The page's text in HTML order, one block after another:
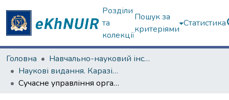
Розділи
та
колекції
Пошук за
критеріями
Статистика
Головна
Навчально-науковий інститут "Каразінський банківський інститут"
Наукові видання. Каразінський банківський інститут
Сучасне управління організаціями: концепції, цифрові трансформації, моделі інноваційного розвитку : міжнародна науково-практична конференція (3 ; 2023 ; Харків) : збірник тез доповідей